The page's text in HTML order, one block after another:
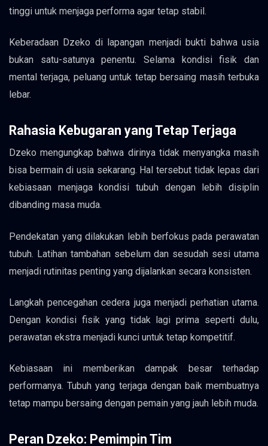
tinggi untuk menjaga performa agar tetap stabil.
Keberadaan Dzeko di lapangan menjadi bukti bahwa usia
bukan satu-satunya penentu. Selama kondisi fisik dan
mental terjaga, peluang untuk tetap bersaing masih terbuka
lebar.
Rahasia Kebugaran yang Tetap Terjaga
Dzeko mengungkap bahwa dirinya tidak menyangka masih
bisa bermain di usia sekarang. Hal tersebut tidak lepas dari
kebiasaan menjaga kondisi tubuh dengan lebih disiplin
dibanding masa muda.
Pendekatan yang dilakukan lebih berfokus pada perawatan
tubuh. Latihan tambahan sebelum dan sesudah sesi utama
menjadi rutinitas penting yang dijalankan secara konsisten.
Langkah pencegahan cedera juga menjadi perhatian utama.
Dengan kondisi fisik yang tidak lagi prima seperti dulu,
perawatan ekstra menjadi kunci untuk tetap kompetitif.
Kebiasaan ini memberikan dampak besar terhadap
performanya. Tubuh yang terjaga dengan baik membuatnya
tetap mampu bersaing dengan pemain yang jauh lebih muda.
Peran Dzeko: Pemimpin Tim